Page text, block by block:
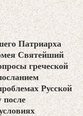
Патриарха
Святейший
греческой
Русской
после